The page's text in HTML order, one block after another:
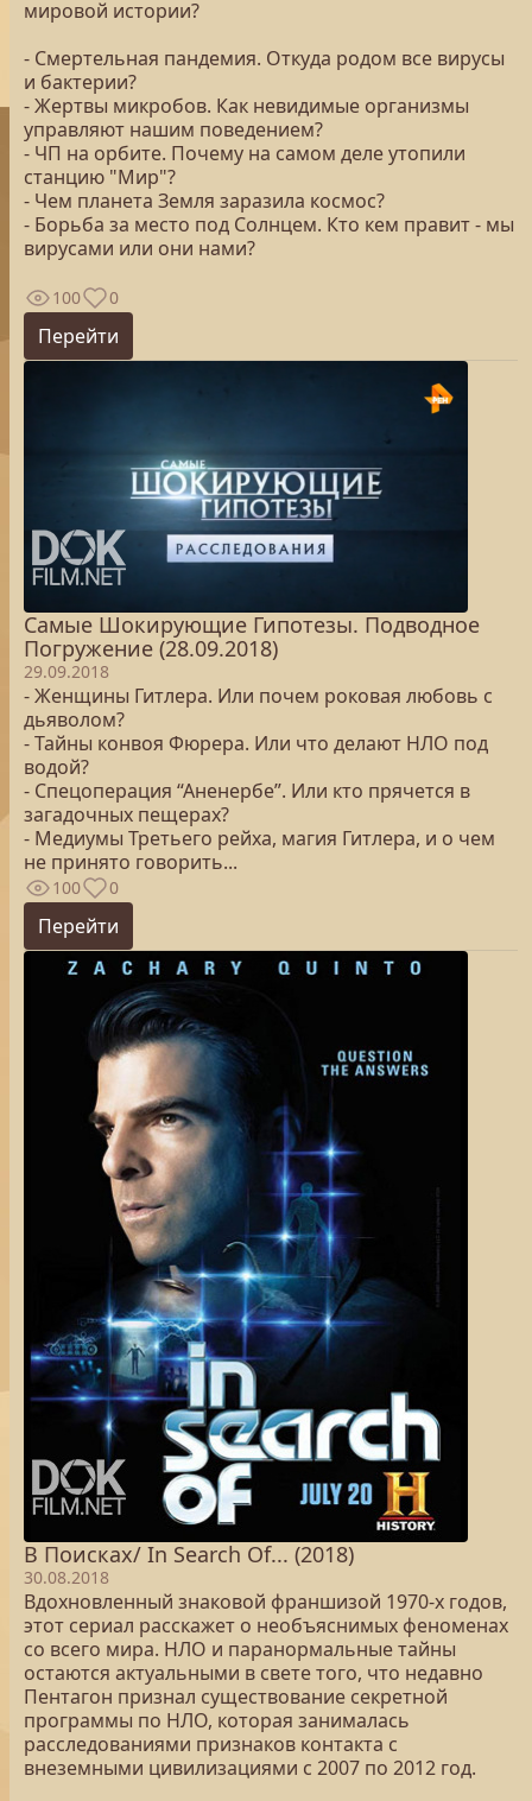
мировой истории?
- Смертельная пандемия. Откуда родом все вирусы
и бактерии?
- Жертвы микробов. Как невидимые организмы
управляют нашим поведением?
- ЧП на орбите. Почему на самом деле утопили
станцию "Мир"?
- Чем планета Земля заразила космос?
- Борьба за место под Солнцем. Кто кем правит - мы
вирусами или они нами?
100 0
Перейти
Самые Шокирующие Гипотезы. Подводное
Погружение (28.09.2018)
29.09.2018
- Женщины Гитлера. Или почем роковая любовь с
дьяволом?
- Тайны конвоя Фюрера. Или что делают НЛО под
водой?
- Спецоперация “Аненербе”. Или кто прячется в
загадочных пещерах?
- Медиумы Третьего рейха, магия Гитлера, и о чем
не принято говорить...
100 0
Перейти
В Поисках/ In Search Of... (2018)
30.08.2018
Вдохновленный знаковой франшизой 1970-х годов,
этот сериал расскажет о необъяснимых феноменах
со всего мира. НЛО и паранормальные тайны
остаются актуальными в свете того, что недавно
Пентагон признал существование секретной
программы по НЛО, которая занималась
расследованиями признаков контакта с
внеземными цивилизациями с 2007 по 2012 год.